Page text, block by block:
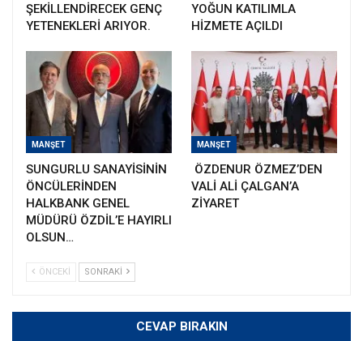
ŞEKİLLENDİRECEK GENÇ
YETENEKLERİ ARIYOR.
YOĞUN KATILIMLA
HİZMETE AÇILDI
MANŞET
SUNGURLU SANAYİSİNİN
ÖNCÜLERİNDEN
HALKBANK GENEL
MÜDÜRÜ ÖZDİL’E HAYIRLI
OLSUN…
MANŞET
ÖZDENUR ÖZMEZ’DEN
VALİ ALİ ÇALGAN’A
ZİYARET
ÖNCEKI SONRAKI
CEVAP BIRAKIN